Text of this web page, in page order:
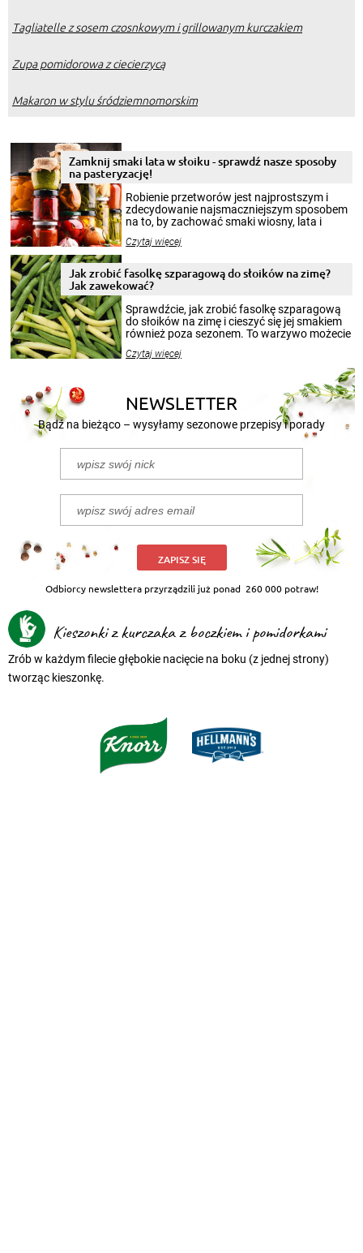
Tagliatelle z sosem czosnkowym i grillowanym kurczakiem
Zupa pomidorowa z ciecierzycą
Makaron w stylu śródziemnomorskim
Zamknij smaki lata w słoiku - sprawdź nasze sposoby
na pasteryzację!
Robienie przetworów jest najprostszym i
zdecydowanie najsmaczniejszym sposobem
na to, by zachować smaki wiosny, lata i
krajobrazów, by cieszyć nimi oko w sezonie
pełni poczuć atmosferę cieplejszych
miesięcy. Przygotowanie słoików ze
patenty, które pozwolą zachować świeżość
przetworów.
Czytaj więcej
Jak zrobić fasolkę szparagową do słoików na zimę?
Jak zawekować?
Sprawdźcie, jak zrobić fasolkę szparagową
do słoików na zimę i cieszyć się jej smakiem
również poza sezonem. To warzywo możecie
nasze propozycje!
Czytaj więcej
NEWSLETTER
Bądź na bieżąco – wysyłamy sezonowe przepisy i porady
ZAPISZ SIĘ
Odbiorcy newslettera przyrządzili już ponad 260 000 potraw!
Kieszonki z kurczaka z boczkiem i pomidorkami
Zrób w każdym filecie głębokie nacięcie na boku (z jednej strony)
tworząc kieszonkę.